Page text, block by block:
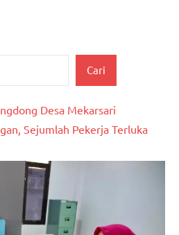
Cari
Desa Mekarsari
Sejumlah Pekerja Terluka